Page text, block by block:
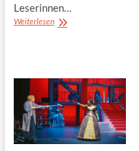
Leserinnen…
WeiterlesenEin